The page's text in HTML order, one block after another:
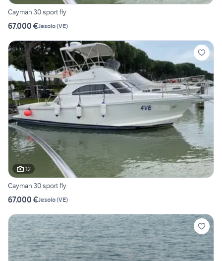
Cayman 30 sport fly
67.000 €Jesolo(VE)
12
Cayman 30 sport fly
67.000 €Jesolo(VE)